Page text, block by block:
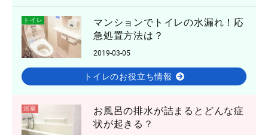
トイレ
マンションでトイレの水漏れ！応
急処置方法は？
2019-03-05
トイレのお役立ち情報
浴室
お風呂の排水が詰まるとどんな症
状が起きる？